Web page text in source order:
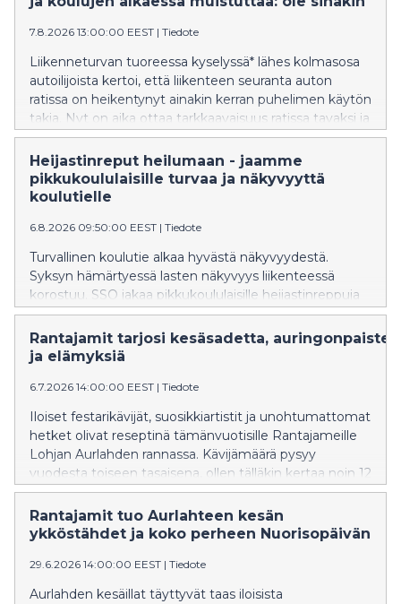
7.8.2026 13:00:00 EEST | Tiedote
Liikenneturvan tuoreessa kyselyssä* lähes kolmasosa
autoilijoista kertoi, että liikenteen seuranta auton
ratissa on heikentynyt ainakin kerran puhelimen käytön
takia. Nyt on aika ottaa tarkkaavaisuus ratissa tavaksi ja
jättää puhelin laukkuun tai taskuun, sillä pienet
koululaiset aloittavat koulutiensä. Kun koulut alkavat,
katukuvassa tutuksi tulleet S-kaupat-palvelun
ruokarobotit kerääntyvät myymälöiden lähistölle
liikenteessä on paljon pieniä kulkijoita. Tempaukseen
osallistuu noin 650 robottia eri puolella Suomea ja
kymmenen robottia Suur-Seudun Osuuskauppa SSO:n
alueella. Liikenneturva muistuttaa, että katseen
siirtyminen pois liikennetilanteesta on kaikkein
liikenteessä. – On tärkeää, että jokainen lapsi voi lähteä
koulumatkalle turvallisin mielin. Liikenteessä asiat
tapahtuvat nopealla tempolla. Äkillinen muutos jää
Heijastinreput heilumaan - jaamme
pikkukoululaisille turvaa ja näkyvyyttä
koulutielle
6.8.2026 09:50:00 EEST | Tiedote
Turvallinen koulutie alkaa hyvästä näkyvyydestä.
Syksyn hämärtyessä lasten näkyvyys liikenteessä
korostuu. SSO jakaa pikkukoululaisille heijastinreppuja
turvallisempien koulumatkojen tueksi.
Rantajamit tarjosi kesäsadetta,
ja elämyksiä
6.7.2026 14:00:00 EEST | Tiedote
Iloiset festarikävijät, suosikkiartistit ja unohtumattomat
hetket olivat reseptinä tämänvuotisille Rantajameille
Lohjan Aurlahden rannassa. Kävijämäärä pysyy
vuodesta toiseen tasaisena, ollen tälläkin kertaa noin 12
000. Tänä vuonna ohjelmistoon palannut
Nuorisopäivä täytti odotukset rentona koko perheen
tapahtumana.
Rantajamit tuo Aurlahteen kesän
ykköstähdet ja koko perheen Nuorisopäivän
29.6.2026 14:00:00 EEST | Tiedote
Aurlahden kesäillat täyttyvät taas iloisista